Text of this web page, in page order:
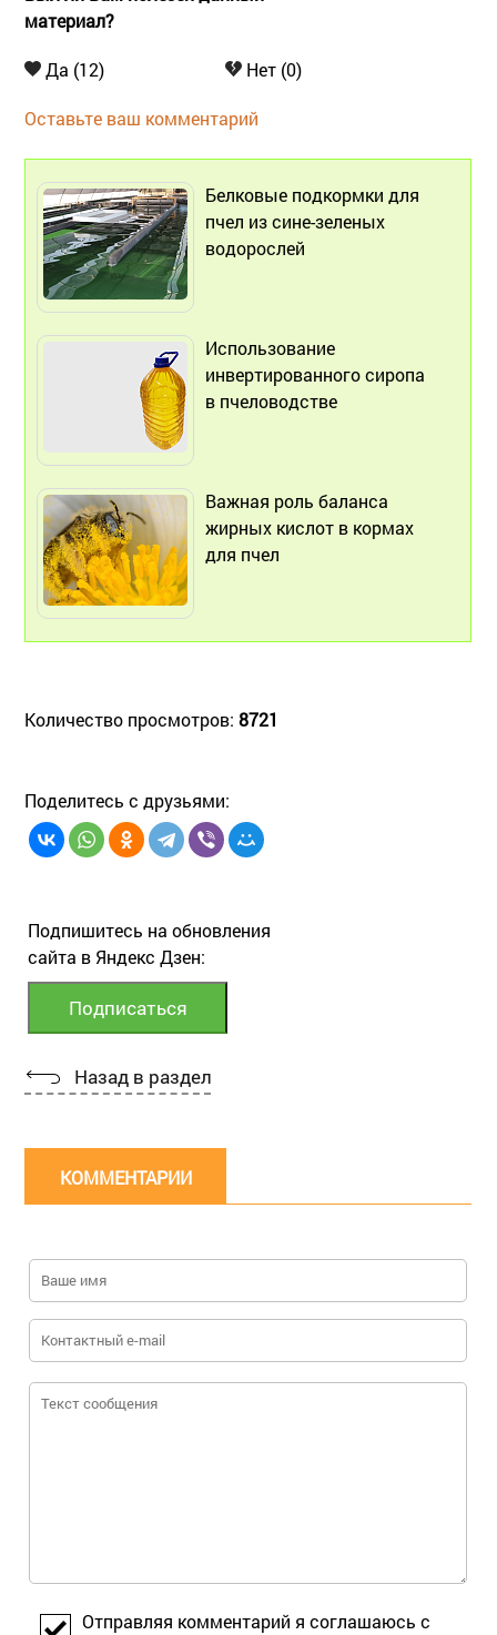
материал?
Да (12) Нет (0)
Оставьте ваш комментарий
Белковые подкормки для
пчел из сине-зеленых
водорослей
Использование
инвертированного сиропа
в пчеловодстве
Важная роль баланса
жирных кислот в кормах
для пчел
Количество просмотров: 8721
Поделитесь с друзьями:
Подпишитесь на обновления
сайта в Яндекс Дзен:
Назад в раздел
КОММЕНТАРИИ
Отправляя комментарий я соглашаюсь с